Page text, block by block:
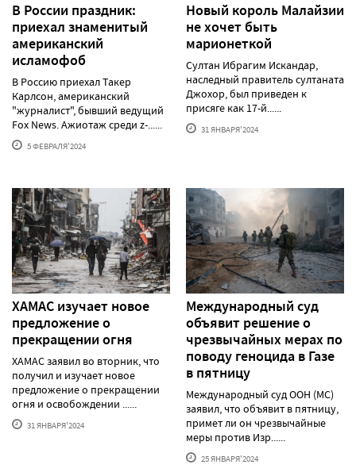
В России праздник:
приехал знаменитый
американский
исламофоб
В Россию приехал Такер
Карлсон, американский
"журналист", бывший ведущий
Fox News. Ажиотаж среди z-......
5 ФЕВРАЛЯ'2024
Новый король Малайзии
не хочет быть
марионеткой
Султан Ибрагим Искандар,
наследный правитель султаната
Джохор, был приведен к
присяге как 17-й......
31 ЯНВАРЯ'2024
ХАМАС изучает новое
предложение о
прекращении огня
ХАМАС заявил во вторник, что
получил и изучает новое
предложение о прекращении
огня и освобождении ......
31 ЯНВАРЯ'2024
Международный суд
объявит решение о
чрезвычайных мерах по
поводу геноцида в Газе
в пятницу
Международный суд ООН (МС)
заявил, что объявит в пятницу,
примет ли он чрезвычайные
меры против Изр......
25 ЯНВАРЯ'2024